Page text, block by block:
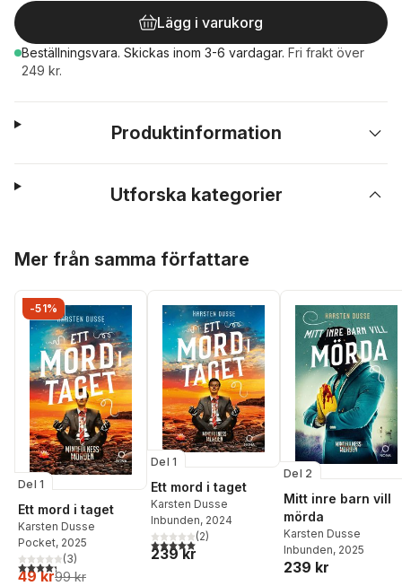
Lägg i varukorg
Beställningsvara. Skickas inom 3-6 vardagar. Fri frakt över
249 kr.
Produktinformation
Utforska kategorier
Mer från samma författare
-51%
Del 1
Ett mord i taget
Karsten Dusse
Pocket, 2025
4,3utav 5 stjärnor. Totalt antal röster:
(3)
49 kr99 kr
Del 1
Ett mord i taget
Karsten Dusse
Inbunden, 2024
5,0utav 5 stjärnor. Totalt antal röster:
(2)
239 kr
Del 2
Mitt inre barn vill
mörda
Karsten Dusse
Inbunden, 2025
239 kr